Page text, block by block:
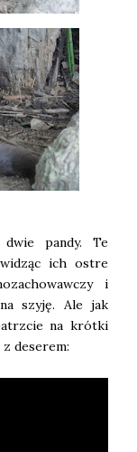
pandy. Te
ich ostre
i
szyję. Ale jak
na krótki
deserem: